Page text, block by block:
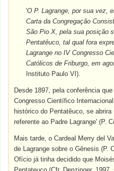
'O P. Lagrange, por sua vez,
Carta da Congregação
São Pio X, pela sua posição
Pentatêuco, tal qual fora
Lagrange no IV Congresso
Católicos de Friburgo, em
Instituto Paulo VI).
Desde 1897, pela conferência
Congresso Científico
histórico do Pentatêuco, se
referente ao Padre Lagrange' (P.
Mais tarde, o Cardeal Merry del
de Lagrange sobre o Gênesis (P.
Ofício já tinha decidido que